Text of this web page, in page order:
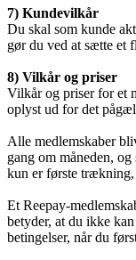
7) Kundevilkår
Du skal som kunde
gør du ved at sætte et
8) Vilkår og priser
Vilkår og priser for et
oplyst ud for det
Alle medlemskaber
gang om måneden,
kun er første trækning,
Et Reepay-
betyder, at du ikke
betingelser, når du